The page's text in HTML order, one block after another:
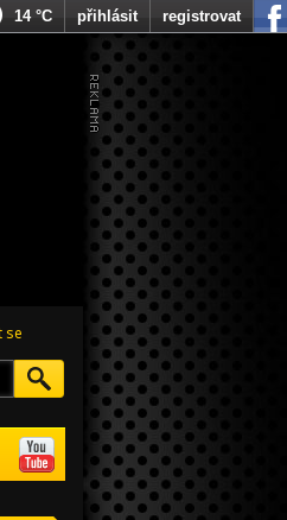
se
14 °C přihlásit registrovat